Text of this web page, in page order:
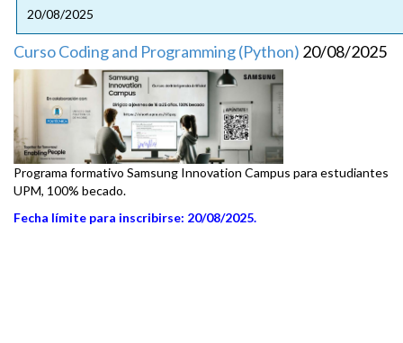
20/08/2025
Curso Coding and Programming (Python) 20/08/2025
Programa formativo Samsung Innovation Campus para estudiantes
UPM, 100% becado.
Fecha límite para inscribirse: 20/08/2025.